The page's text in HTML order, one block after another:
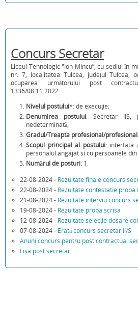
Concurs Secretar
Liceul Tehnologic "Ion Mincu”, cu sediul în
nr. 7, localitatea Tulcea, județul Tulcea,
ocuparea următorului post
1336/08.11.2022.
Nivelul postului*: de execuţie;
Denumirea postului: Secretar IIS,
nedeterminată;
Gradul/Treapta profesional/
Scopul principal al postului: interfata
personalul angajat si cu persoanele
Numărul de posturi: 1.
22-08-2024 - Rezultate finale concurs
22-08-2024 - Rezultate contestatie proba
21-08-2024 - Rezultate interviu concurs
19-08-2024 - Rezultate proba scrisa
12-08-2024 - Rezultate selecție dosare
07-08-2024 - Erată concurs secretar II/S
Anunț concurs pentru post contractual
Fisa post secretar